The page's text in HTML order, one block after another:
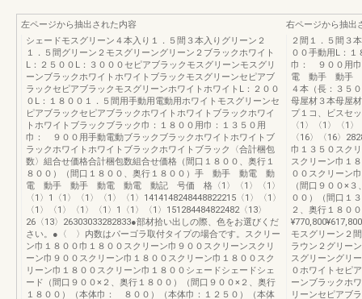
左ページから抽出された内容
シェードモスグリーン４本入り１．５間３本入りグリーン２
１．５間グリーン２モスグリーングリーン２ブラックホワイト
L：２５００L：３０００セピアブラックモスグリーンモスグリ
ーンブラックホワイトホワイトブラックモスグリーンセピアブ
ラックセピアブラックモスグリーンホワイトホワイトL：２００
０L：１８００１．５間用手動用電動用ホワイトモスグリーンセ
ピアブラックセピアブラックホワイトホワイトブラックホワイ
トホワイトブラックブラック巾：１８００用巾：１３５０用
巾： ９００用手動電動ブラックブラックホワイトホワイトブ
ラックホワイトホワイトブラックホワイトブラック〈合計梱包
数〉組合せ価格合計梱包数組合せ価格（間口１８００、奥行１
８００）（間口１８００、奥行１８００）手 動手 動電 動
電 動手 動手 動電 動電 動記 号価 格〈1〉〈1〉〈1〉
〈1〉1〈1〉〈1〉〈1〉〈1〉1414148248448822215〈1〉〈1〉
〈1〉〈1〉〈1〉〈1〉1〈1〉〈1〉151284484822482〈13〉
26〈13〉26303033282833●部材拾い出しの際、色をお選びくだ
さい。●〈 〉内数はパーゴラ取付タイプの場合です。スクリー
ン巾１８００巾１８００スクリーン巾９００スクリーンスクリ
ーン巾９００スクリーン巾１８００スクリーン巾１８００スク
リーン巾１８００スクリーン巾１８００シェードシェードシェ
ード（間口９００×２、奥行１８００）（間口９００×２、奥行
１８００）（本体巾： ８００）（本体巾：１２５０）（本体
右ページから抽出
２間１．５間３
００手動用L：
巾： ９００用
電 動手 動手
４本（長：３５
母屋材３本母屋
プ１コ、ビスセ
〈1〉〈1〉〈1
〈16〉〈16〉
巾１３５０スク
スクリーン巾１
００スクリーン
（間口９００×
００）（間口１
２、奥行１８０
モスグリーン２
ラウン２グリー
スグリーングリ
０ホワイトセピ
ーンブラックホ
リーンセピアブ